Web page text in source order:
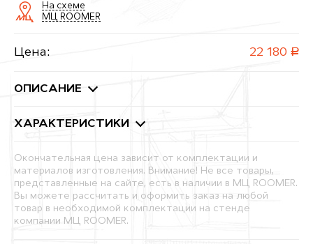
На схеме
МЦ ROOMER
Цена: 22 180 руб.
ОПИСАНИЕ
ХАРАКТЕРИСТИКИ
Окончательная цена зависит от комплектации и
материалов изготовления. Внимание! Не все товары,
представленные на сайте, есть в наличии в МЦ ROOMER.
Вы можете рассчитать и оформить заказ на любой
товар в необходимой комплектации на стенде
компании МЦ ROOMER.